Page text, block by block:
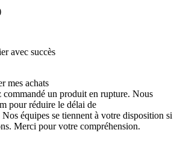
avec succès
mes achats
commandé un produit en rupture. Nous
pour réduire le délai de
équipes se tiennent à votre disposition si
Merci pour votre compréhension.